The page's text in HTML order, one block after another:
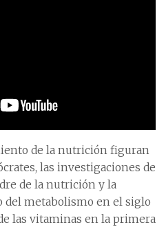
de la nutrición figuran
las investigaciones de
de la nutrición y la
del metabolismo en el siglo
las vitaminas en la primera